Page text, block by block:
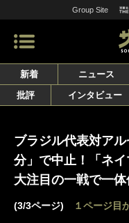
Group Site
新着 ニュース
批評
インタビュー
ブラジル代表対ア
分」で中止！「ネイ
大注目の一戦で一体
(3/3ページ) １ページ目